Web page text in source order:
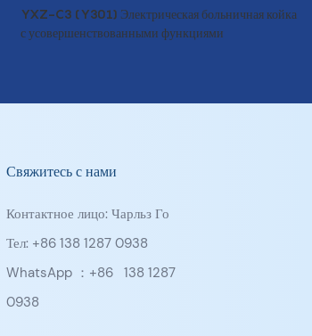
YXZ-C3 (Y301) Электрическая больничная койка
с усовершенствованными функциями
Свяжитесь с нами
Контактное лицо: Чарльз Го
Тел: +86 138 1287 0938
WhatsApp ：+86 138 1287
0938